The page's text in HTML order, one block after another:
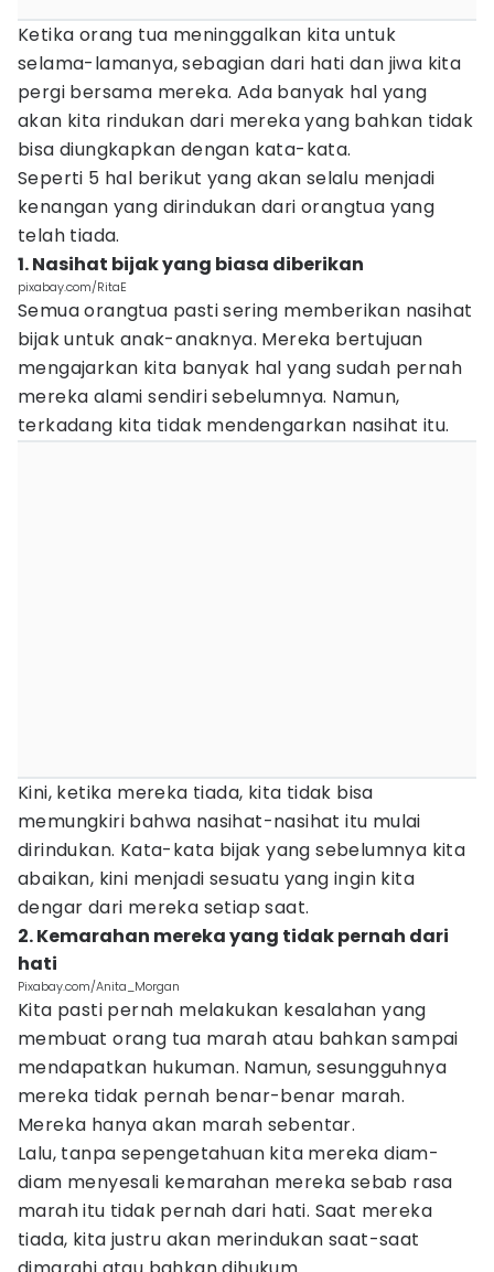
Ketika orang tua meninggalkan kita untuk
selama-lamanya, sebagian dari hati dan jiwa kita
pergi bersama mereka. Ada banyak hal yang
akan kita rindukan dari mereka yang bahkan tidak
bisa diungkapkan dengan kata-kata.
Seperti 5 hal berikut yang akan selalu menjadi
kenangan yang dirindukan dari orangtua yang
telah tiada.
1. Nasihat bijak yang biasa diberikan
pixabay.com/RitaE
Semua orangtua pasti sering memberikan nasihat
bijak untuk anak-anaknya. Mereka bertujuan
mengajarkan kita banyak hal yang sudah pernah
mereka alami sendiri sebelumnya. Namun,
terkadang kita tidak mendengarkan nasihat itu.
Kini, ketika mereka tiada, kita tidak bisa
memungkiri bahwa nasihat-nasihat itu mulai
dirindukan. Kata-kata bijak yang sebelumnya kita
abaikan, kini menjadi sesuatu yang ingin kita
dengar dari mereka setiap saat.
2. Kemarahan mereka yang tidak pernah dari
hati
Pixabay.com/Anita_Morgan
Kita pasti pernah melakukan kesalahan yang
membuat orang tua marah atau bahkan sampai
mendapatkan hukuman. Namun, sesungguhnya
mereka tidak pernah benar-benar marah.
Mereka hanya akan marah sebentar.
Lalu, tanpa sepengetahuan kita mereka diam-
diam menyesali kemarahan mereka sebab rasa
marah itu tidak pernah dari hati. Saat mereka
tiada, kita justru akan merindukan saat-saat